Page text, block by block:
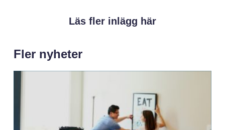
Läs fler inlägg här
Fler nyheter